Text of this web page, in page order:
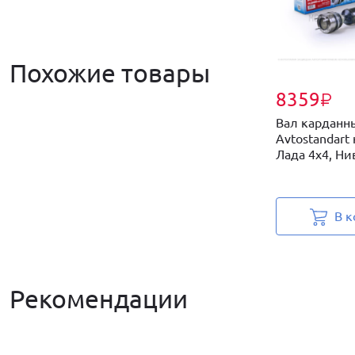
Похожие товары
8359₽
Вал
Avtostandart
Лада 4х4,
В
Рекомендации